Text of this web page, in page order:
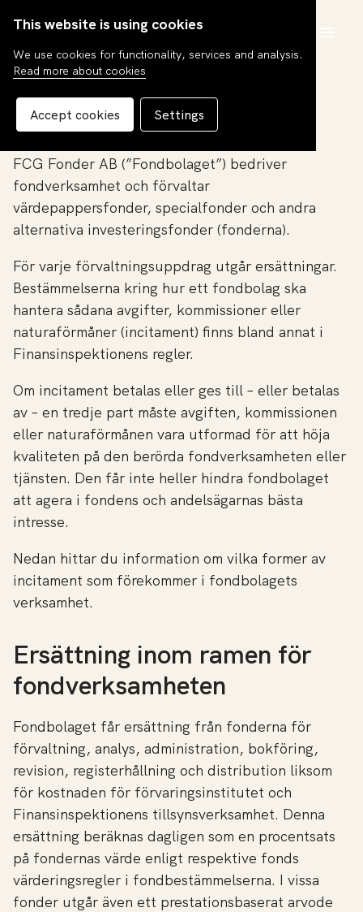
Incitament
FCG Fonder AB (”Fondbolaget”) bedriver
fondverksamhet och förvaltar
värdepappersfonder, specialfonder och andra
alternativa investeringsfonder (fonderna).
För varje förvaltningsuppdrag utgår ersättningar.
Bestämmelserna kring hur ett fondbolag ska
hantera sådana avgifter, kommissioner eller
naturaförmåner (incitament) finns bland annat i
Finansinspektionens regler.
Om incitament betalas eller ges till – eller betalas
av – en tredje part måste avgiften, kommissionen
eller naturaförmånen vara utformad för att höja
kvaliteten på den berörda fondverksamheten eller
tjänsten. Den får inte heller hindra fondbolaget
att agera i fondens och andelsägarnas bästa
intresse.
Nedan hittar du information om vilka former av
incitament som förekommer i fondbolagets
verksamhet.
Ersättning inom ramen för
fondverksamheten
Fondbolaget får ersättning från fonderna för
förvaltning, analys, administration, bokföring,
revision, registerhållning och distribution liksom
för kostnaden för förvaringsinstitutet och
Finansinspektionens tillsynsverksamhet. Denna
ersättning beräknas dagligen som en procentsats
på fondernas värde enligt respektive fonds
värderingsregler i fondbestämmelserna. I vissa
fonder utgår även ett prestationsbaserat arvode
This website is using cookies
We use cookies for functionality, services and analysis.
Read more about cookies
Accept cookies Settings